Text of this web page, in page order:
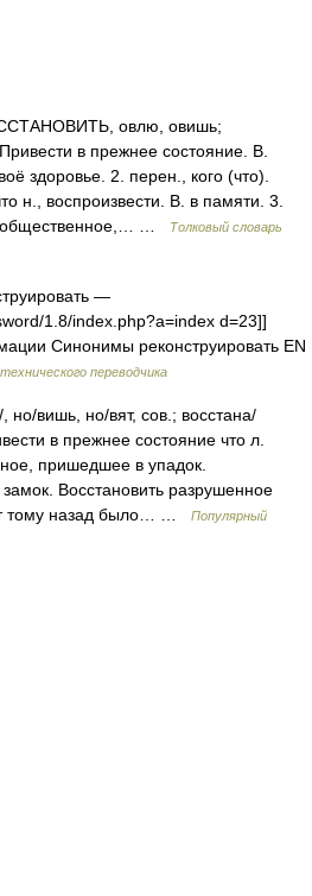
овлю, овишь;
в прежнее состояние. В.
здоровье. 2. перен., кого (что).
н., воспроизвести. В. в памяти. 3.
общественное,… …
Толковый словарь
—
1.8/index.php?a=index d=23]]
Синонимы реконструировать EN
переводчика
вишь, но/вят, сов.; восстана/
в прежнее состояние что л.
пришедшее в упадок.
Восстановить разрушенное
тому назад было… …
Популярный